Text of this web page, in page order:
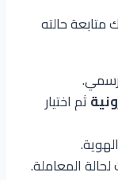
حالته
ثم اختيار
المعاملة.